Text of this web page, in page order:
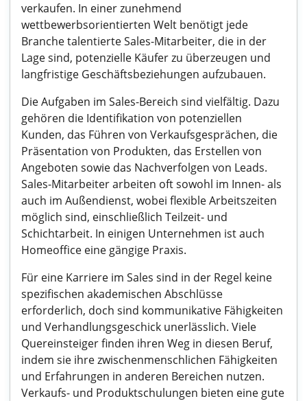
verkaufen. In einer zunehmend
wettbewerbsorientierten Welt benötigt jede
Branche talentierte Sales-Mitarbeiter, die in der
Lage sind, potenzielle Käufer zu überzeugen und
langfristige Geschäftsbeziehungen aufzubauen.
Die Aufgaben im Sales-Bereich sind vielfältig. Dazu
gehören die Identifikation von potenziellen
Kunden, das Führen von Verkaufsgesprächen, die
Präsentation von Produkten, das Erstellen von
Angeboten sowie das Nachverfolgen von Leads.
Sales-Mitarbeiter arbeiten oft sowohl im Innen- als
auch im Außendienst, wobei flexible Arbeitszeiten
möglich sind, einschließlich Teilzeit- und
Schichtarbeit. In einigen Unternehmen ist auch
Homeoffice eine gängige Praxis.
Für eine Karriere im Sales sind in der Regel keine
spezifischen akademischen Abschlüsse
erforderlich, doch sind kommunikative Fähigkeiten
und Verhandlungsgeschick unerlässlich. Viele
Quereinsteiger finden ihren Weg in diesen Beruf,
indem sie ihre zwischenmenschlichen Fähigkeiten
und Erfahrungen in anderen Bereichen nutzen.
Verkaufs- und Produktschulungen bieten eine gute